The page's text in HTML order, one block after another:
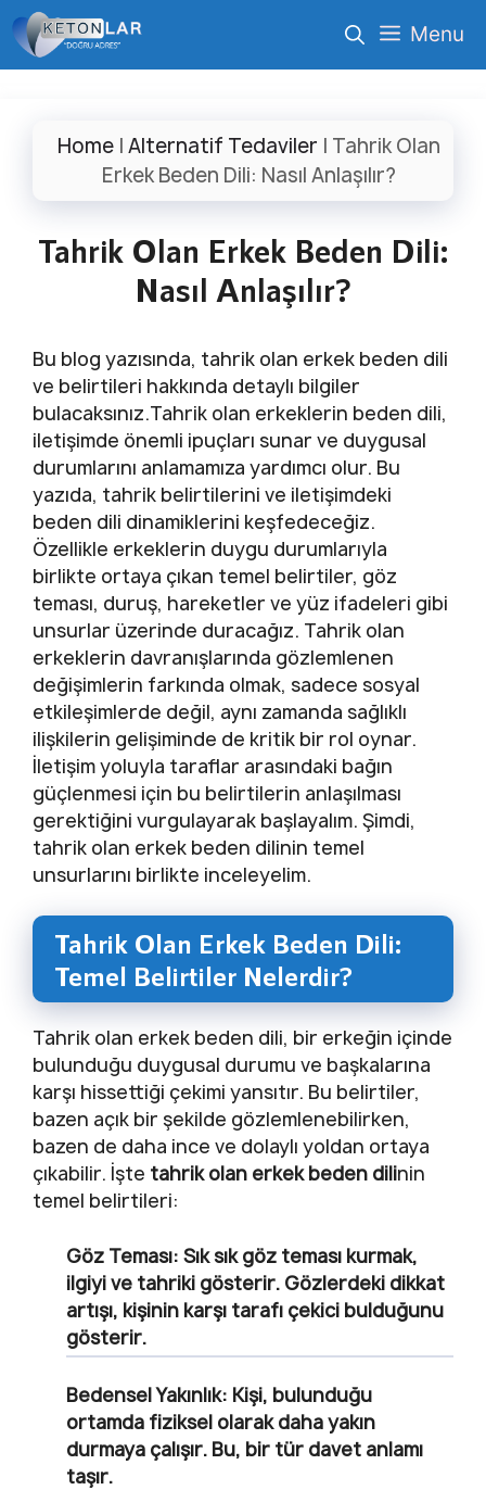
İçeriğe
atla
Menu
Home| Alternatif Tedaviler | Tahrik Olan
Erkek Beden Dili: Nasıl Anlaşılır?
Tahrik Olan Erkek Beden Dili:
Nasıl Anlaşılır?
Bu blog yazısında, tahrik olan erkek beden dili
ve belirtileri hakkında detaylı bilgiler
bulacaksınız.Tahrik olan erkeklerin beden dili,
iletişimde önemli ipuçları sunar ve duygusal
durumlarını anlamamıza yardımcı olur. Bu
yazıda, tahrik belirtilerini ve iletişimdeki
beden dili dinamiklerini keşfedeceğiz.
Özellikle erkeklerin duygu durumlarıyla
birlikte ortaya çıkan temel belirtiler, göz
teması, duruş, hareketler ve yüz ifadeleri gibi
unsurlar üzerinde duracağız. Tahrik olan
erkeklerin davranışlarında gözlemlenen
değişimlerin farkında olmak, sadece sosyal
etkileşimlerde değil, aynı zamanda sağlıklı
ilişkilerin gelişiminde de kritik bir rol oynar.
İletişim yoluyla taraflar arasındaki bağın
güçlenmesi için bu belirtilerin anlaşılması
gerektiğini vurgulayarak başlayalım. Şimdi,
tahrik olan erkek beden dilinin temel
unsurlarını birlikte inceleyelim.
Tahrik Olan Erkek Beden Dili:
Temel Belirtiler Nelerdir?
Tahrik olan erkek beden dili, bir erkeğin içinde
bulunduğu duygusal durumu ve başkalarına
karşı hissettiği çekimi yansıtır. Bu belirtiler,
bazen açık bir şekilde gözlemlenebilirken,
bazen de daha ince ve dolaylı yoldan ortaya
çıkabilir. İşte tahrik olan erkek beden dilinin
temel belirtileri:
Göz Teması: Sık sık göz teması kurmak,
ilgiyi ve tahriki gösterir. Gözlerdeki dikkat
artışı, kişinin karşı tarafı çekici bulduğunu
gösterir.
Bedensel Yakınlık: Kişi, bulunduğu
ortamda fiziksel olarak daha yakın
durmaya çalışır. Bu, bir tür davet anlamı
taşır.